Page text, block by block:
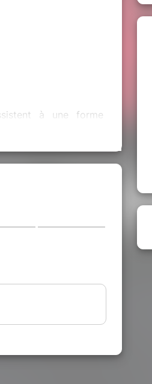
à une forme
de cartes un thème
L’ordre aléatoire
l'adaptation qu'a
les paroles de
aborde la question
avec Cœur &
dans tous types de